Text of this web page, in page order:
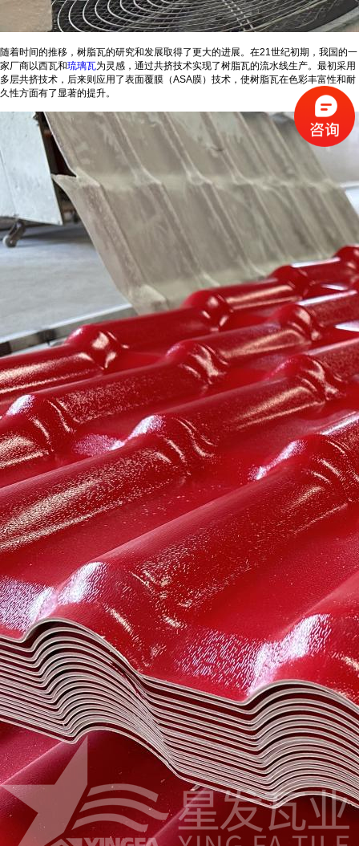
随着时间的推移，树脂瓦的研究和发展取得了更大的进展。在21世纪初期，我国的一
家厂商以西瓦和琉璃瓦为灵感，通过共挤技术实现了树脂瓦的流水线生产。最初采用
多层共挤技术，后来则应用了表面覆膜（ASA膜）技术，使树脂瓦在色彩丰富性和耐
久性方面有了显著的提升。